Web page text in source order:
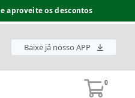
aproveite os descontos
Baixe já nosso APP
0